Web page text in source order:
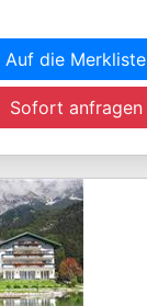
Auf die Merkliste
Sofort anfragen